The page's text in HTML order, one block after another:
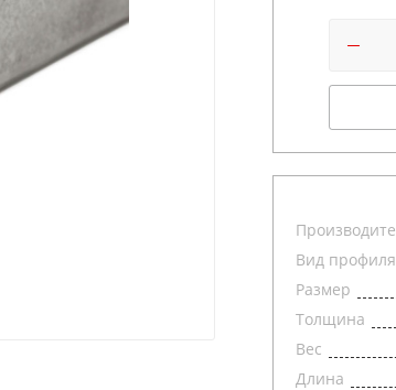
Вид профиля
Размер
Толщина
Вес
Длина